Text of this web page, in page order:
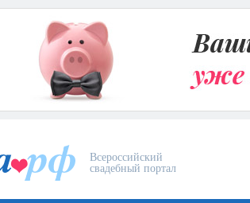
Всероссийский
свадебный портал